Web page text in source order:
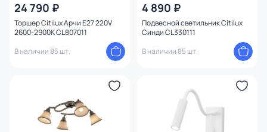
24 790 ₽
Торшер Citilux Арчи E27 220V
2600-2900K CL807011
В наличии 85 шт.
4 890 ₽
Подвесной светильник Citilux
Синди CL330111
В наличии 85 шт.